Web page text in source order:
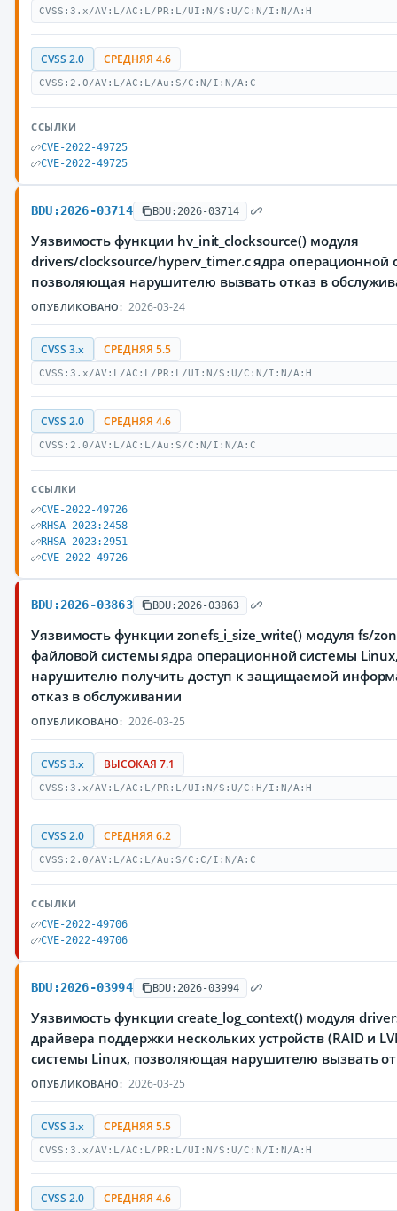
CVSS:3.x/AV:L/AC:L/PR:L/UI:N/S:U/C:N/I:N/A:H
CVSS 2.0 СРЕДНЯЯ 4.6
CVSS:2.0/AV:L/AC:L/Au:S/C:N/I:N/A:C
ССЫЛКИ
CVE-2022-49725
CVE-2022-49725
BDU:2026-03714 BDU:2026-03714
Уязвимость функции hv_init_clocksource() модуля
drivers/clocksource/hyperv_timer.c ядра операционной
позволяющая нарушителю вызвать отказ в
ОПУБЛИКОВАНО: 2026-03-24
CVSS 3.x СРЕДНЯЯ 5.5
CVSS:3.x/AV:L/AC:L/PR:L/UI:N/S:U/C:N/I:N/A:H
CVSS 2.0 СРЕДНЯЯ 4.6
CVSS:2.0/AV:L/AC:L/Au:S/C:N/I:N/A:C
ССЫЛКИ
CVE-2022-49726
RHSA-2023:2458
RHSA-2023:2951
CVE-2022-49726
BDU:2026-03863 BDU:2026-03863
Уязвимость функции zonefs_i_size_write() модуля fs/
файловой системы ядра операционной системы
нарушителю получить доступ к защищаемой
отказ в обслуживании
ОПУБЛИКОВАНО: 2026-03-25
CVSS 3.x ВЫСОКАЯ 7.1
CVSS:3.x/AV:L/AC:L/PR:L/UI:N/S:U/C:H/I:N/A:H
CVSS 2.0 СРЕДНЯЯ 6.2
CVSS:2.0/AV:L/AC:L/Au:S/C:C/I:N/A:C
ССЫЛКИ
CVE-2022-49706
CVE-2022-49706
BDU:2026-03994 BDU:2026-03994
Уязвимость функции create_log_context() модуля
драйвера поддержки нескольких устройств (RAID и
системы Linux, позволяющая нарушителю вызвать
ОПУБЛИКОВАНО: 2026-03-25
CVSS 3.x СРЕДНЯЯ 5.5
CVSS:3.x/AV:L/AC:L/PR:L/UI:N/S:U/C:N/I:N/A:H
CVSS 2.0 СРЕДНЯЯ 4.6